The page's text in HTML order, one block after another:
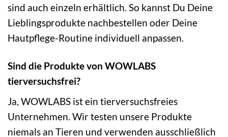
sind auch einzeln erhältlich. So kannst Du Deine
Lieblingsprodukte nachbestellen oder Deine
Hautpflege-Routine individuell anpassen.
Sind die Produkte von WOWLABS
tierversuchsfrei?
Ja, WOWLABS ist ein tierversuchsfreies
Unternehmen. Wir testen unsere Produkte
niemals an Tieren und verwenden ausschließlich